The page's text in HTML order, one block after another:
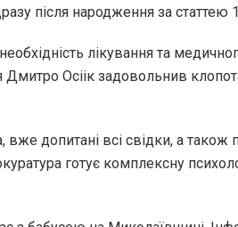
після народження за статтею
лікування та
Осіік задовольнив
допитані всі свідки, а також
готує комплексну